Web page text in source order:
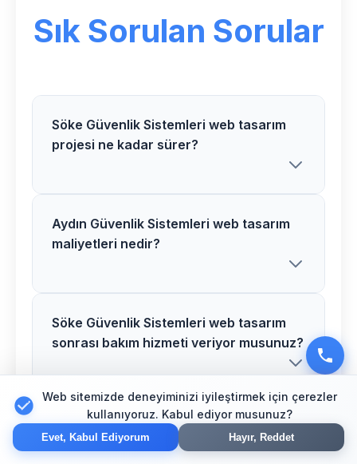
Sık Sorulan Sorular
Söke Güvenlik Sistemleri web tasarım
projesi ne kadar sürer?
Söke bölgesindeki Güvenlik Sistemleri
web tasarım projelerimiz proje
danışmanlık alabilirsiniz.
Aydın Güvenlik Sistemleri web tasarım
maliyetleri nedir?
Aydın bölgesinde Güvenlik Sistemleri
web tasarım maliyetleri proje
detaylarına göre değişir. Size özel teklif
hazırlamak için ücretsiz görüşme
yapalım.
Söke Güvenlik Sistemleri web tasarım
sonrası bakım hizmeti veriyor musunuz?
Evet, Söke bölgesindeki tüm Güvenlik
Sistemleri web tasarım projelerimizde 1
Aydın Güvenlik Sistemleri web tasarım
alanında deneyiminiz nedir?
Web sitemizde deneyiminizi iyileştirmek için çerezler
kullanıyoruz. Kabul ediyor musunuz?
Evet, Kabul Ediyorum Hayır, Reddet